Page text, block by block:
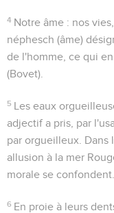
4 Notre âme : nos
néphesch (âme)
de l'homme, ce qui
(Bovet).
5 Les eaux
adjectif a pris, par
par orgueilleux. Dans
allusion à la mer
morale se confondent.
6 En proie à leurs